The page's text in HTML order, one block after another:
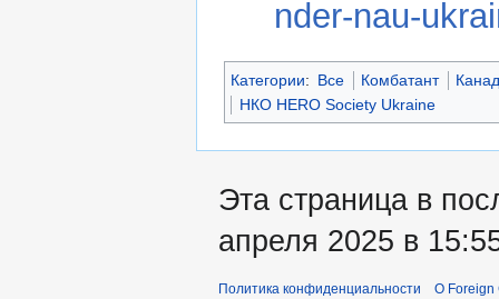
nder-nau-
Категории: Все Комбатант
НКО HERO Society Ukraine
Эта страница в
апреля 2025 в
Политика конфиденциальности О Foreign